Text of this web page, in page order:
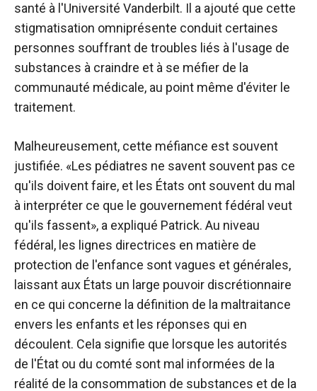
santé à l'Université Vanderbilt. Il a ajouté que cette
stigmatisation omniprésente conduit certaines
personnes souffrant de troubles liés à l'usage de
substances à craindre et à se méfier de la
communauté médicale, au point même d'éviter le
traitement.
Malheureusement, cette méfiance est souvent
justifiée. «Les pédiatres ne savent souvent pas ce
qu'ils doivent faire, et les États ont souvent du mal
à interpréter ce que le gouvernement fédéral veut
qu'ils fassent», a expliqué Patrick. Au niveau
fédéral, les lignes directrices en matière de
protection de l'enfance sont vagues et générales,
laissant aux États un large pouvoir discrétionnaire
en ce qui concerne la définition de la maltraitance
envers les enfants et les réponses qui en
découlent. Cela signifie que lorsque les autorités
de l'État ou du comté sont mal informées de la
réalité de la consommation de substances et de la